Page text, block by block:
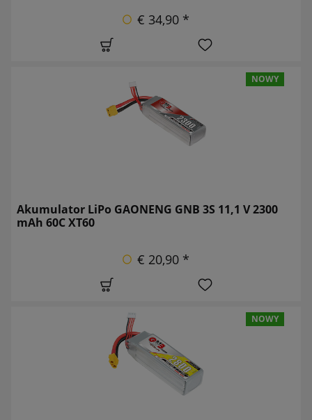
€ 34,90 *
NOWY
Akumulator LiPo GAONENG GNB 3S 11,1 V 2300
mAh 60C XT60
€ 20,90 *
NOWY